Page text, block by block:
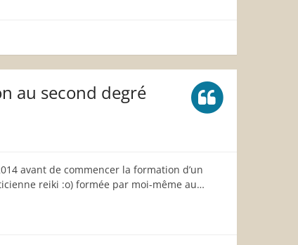
au second degré
avant de commencer la formation d’un
reiki :o) formée par moi-même au…